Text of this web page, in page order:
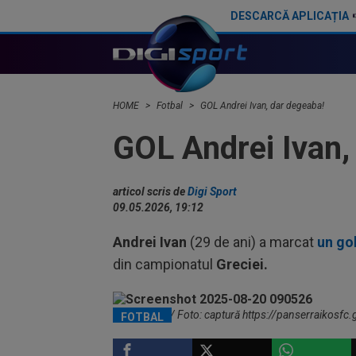
DESCARCĂ APLICAȚIA
HOME Fotbal GOL Andrei Ivan, dar degeaba!
GOL Andrei
articol scris deDigi Sport
09.05.2026, 19:12
Andrei Ivan (29 de ani) a marcat un
din campionatul Greciei.
FOTBAL
Andrei Ivan / Foto: captură https://